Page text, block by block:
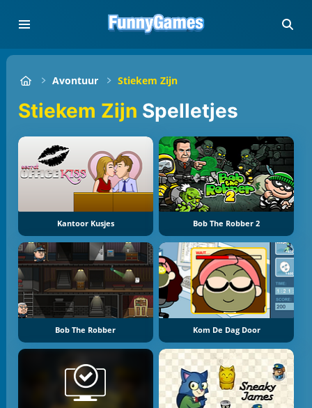
Avontuur Stiekem Zijn
Stiekem Zijn Spelletjes
Kantoor Kusjes Bob The Robber 2
Bob The Robber Kom De Dag Door